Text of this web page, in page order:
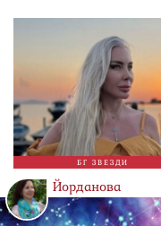
БГ ЗВЕЗДИ
Йорданова